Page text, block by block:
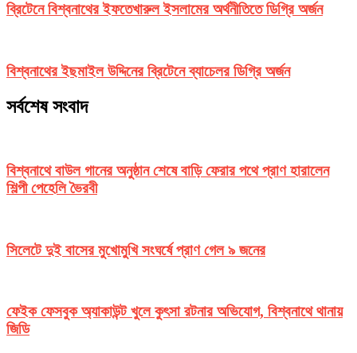
ব্রিটেনে বিশ্বনাথের ইফতেখারুল ইসলামের অর্থনীতিতে ডিগ্রি অর্জন
বিশ্বনাথের ইছমাইল উদ্দিনের ব্রিটেনে ব্যাচেলর ডিগ্রি অর্জন
সর্বশেষ সংবাদ
বিশ্বনাথে বাউল গানের অনুষ্ঠান শেষে বাড়ি ফেরার পথে প্রাণ হারালেন
শিল্পী পেহেলি ভৈরবী
সিলেটে দুই বাসের মুখোমুখি সংঘর্ষে প্রাণ গেল ৯ জনের
ফেইক ফেসবুক অ্যাকাউন্ট খুলে কুৎসা রটনার অভিযোগ, বিশ্বনাথে থানায়
জিডি